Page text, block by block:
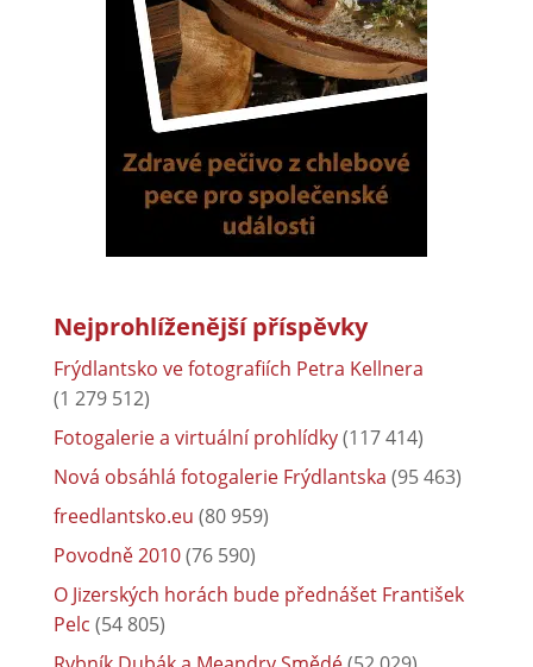
Nejprohlíženější příspěvky
Frýdlantsko ve fotografiích Petra Kellnera
(1 279 512)
Fotogalerie a virtuální prohlídky(117 414)
Nová obsáhlá fotogalerie Frýdlantska (95 463)
freedlantsko.eu (80 959)
Povodně 2010(76 590)
O Jizerských horách bude přednášet František
Pelc (54 805)